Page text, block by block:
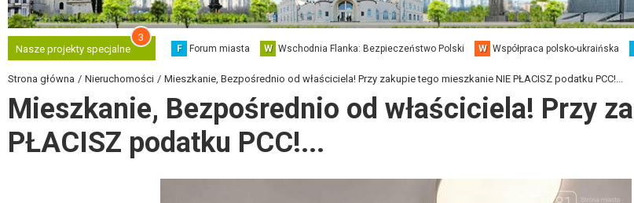
Nasze projekty specjalne
3
F Forum miasta W Wschodnia Flanka: Bezpieczeństwo Polski W Współpraca polsko-ukraińska
Strona główna Nieruchomości Mieszkanie, Bezpośrednio od właściciela! Przy zakupie tego mieszkanie NIE PŁACISZ podatku PCC!...
Mieszkanie, Bezpośrednio od właściciela! Przy
PŁACISZ podatku PCC!...